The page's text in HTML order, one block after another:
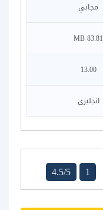
مجاني
83.81 MB
13.00
انجليزي
4.5/5 1